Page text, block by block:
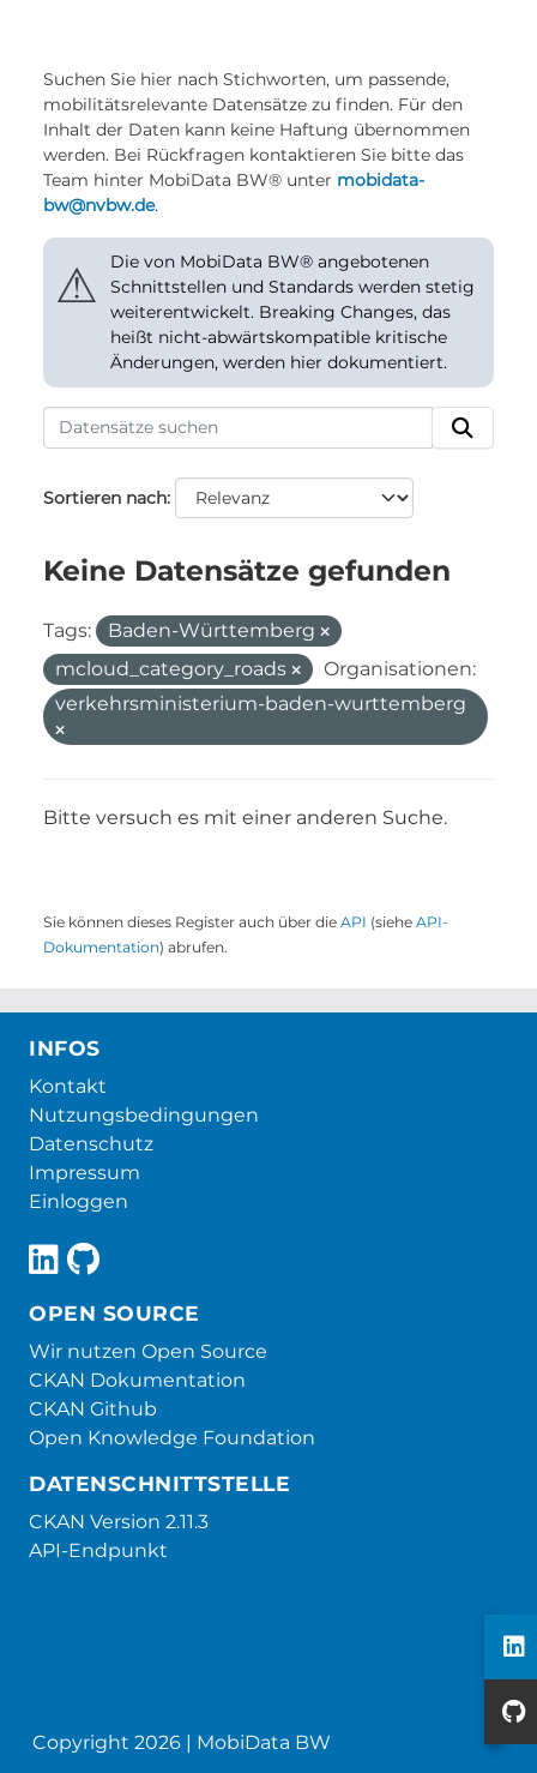
Suchen Sie hier nach Stichworten, um passende,
mobilitätsrelevante Datensätze zu finden. Für den
Inhalt der Daten kann keine Haftung übernommen
werden. Bei Rückfragen kontaktieren Sie bitte das
Team hinter MobiData BW® unter mobidata-
bw@nvbw.de.
⚠
Die von MobiData BW® angebotenen
Schnittstellen und Standards werden stetig
weiterentwickelt. Breaking Changes, das
heißt nicht-abwärtskompatible kritische
Änderungen, werden hier dokumentiert.
Sortieren nach
Keine Datensätze gefunden
Tags:
Baden-Württemberg
mcloud_category_roads
Organisationen:
verkehrsministerium-baden-wurttemberg
Bitte versuch es mit einer anderen Suche.
Sie können dieses Register auch über die API (siehe API-
Dokumentation) abrufen.
INFOS
Kontakt
Nutzungsbedingungen
Datenschutz
Impressum
Einloggen
OPEN SOURCE
Wir nutzen Open Source
CKAN Dokumentation
CKAN Github
Open Knowledge Foundation
DATENSCHNITTSTELLE
CKAN Version 2.11.3
API-Endpunkt
Copyright 2026 | MobiData BW